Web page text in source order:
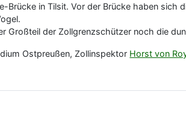
Brücke in Tilsit. Vor der Brücke haben
der Zollgrenzschützer noch die
Ostpreußen, Zollinspektor Horst von